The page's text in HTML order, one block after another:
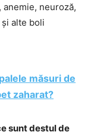
neuroză,
și alte boli
măsuri de
zaharat?
sunt destul de